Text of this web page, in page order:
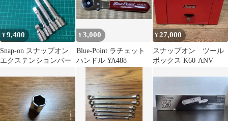
¥9,400
Snap-on スナップオン
エクステンションバー
¥3,000
Blue-Point ラチェット
ハンドル YA488
¥27,000
スナップオン ツール
ボックス K60-ANV